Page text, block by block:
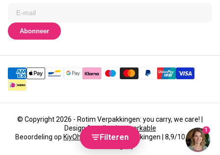
Filteren
Abonneer
© Copyright 2026 - Rotim Verpakkingen: you carry, we care! |
Design & realisatieemarkable
Beoordeling op KiyOh voor Rotim Verpakkingen | 8,9/10 (3435
1